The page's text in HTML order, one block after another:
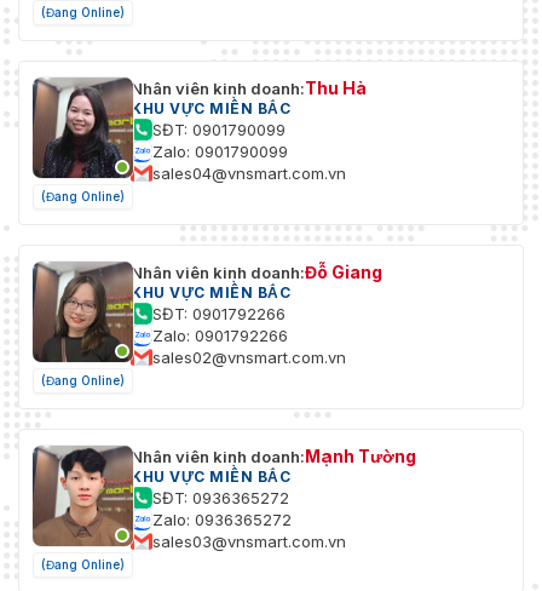
(Đang Online)
(Đang Online)
Nhân viên kinh doanh:Thu Hà
KHU VỰC MIỀN BẮC
SĐT: 0901790099
Zalo: 0901790099
sales04@vnsmart.com.vn
(Đang Online)
Nhân viên kinh doanh:Đỗ Giang
KHU VỰC MIỀN BẮC
SĐT: 0901792266
Zalo: 0901792266
sales02@vnsmart.com.vn
(Đang Online)
Nhân viên kinh doanh:Mạnh Tường
KHU VỰC MIỀN BẮC
SĐT: 0936365272
Zalo: 0936365272
sales03@vnsmart.com.vn